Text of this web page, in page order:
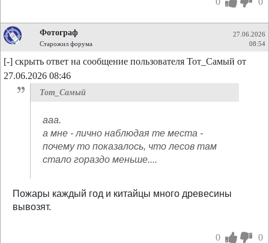
Фотограф
Старожил форума
27.06.2026
08:54
[-] скрыть ответ на сообщение пользователя Тот_Самый от
27.06.2026 08:46
Тот_Самый
ааа.
а мне - лично наблюдая те места -
почему то показалось, что лесов там
стало гораздо меньше....
Пожары каждый год и китайцы много древесины
вывозят.
0 0